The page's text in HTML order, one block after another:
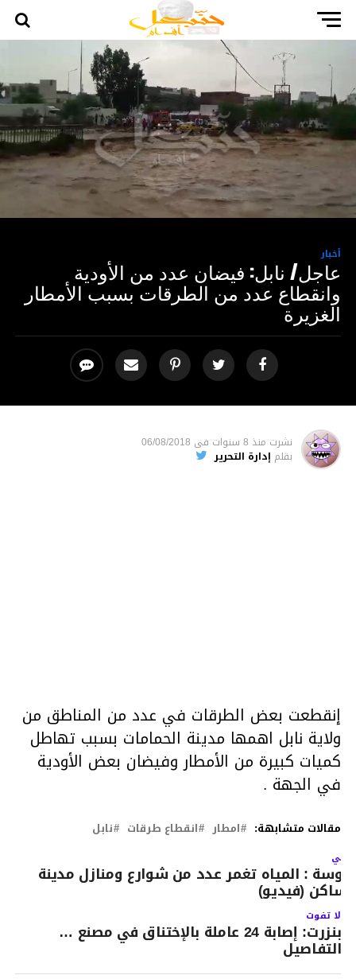
أخبار
عاجل/ نابل: فيضان عدد من الأودية
وانقطاع عدد من الطرقات بسبب الأمطار
الغزيرة
نشرت منذ 8 سنوات فى 06/08/2018
بقلم إدارة التحرير
إنقطعت بعض الطرقات في عدد من المناطق من
ولاية نابل اهمها مدينة الحمامات بسبب تهاطل
كميات كبيرة من الأمطار وفيضان بعض الأودية
في الجهة .
مقالات متشابهة: امطار انقطاع طرقات نابل
: المياه تغمر عدد من شوارع ومنازل مدينة
(فيديو)
لا تفوت
بنزرت: إصابة 24 عاملة بالإختناق في مصنع …
التفاصيل